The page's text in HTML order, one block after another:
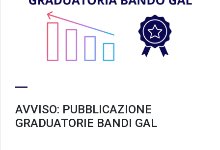
AVVISO: PUBBLICAZIONE
GRADUATORIE BANDI GAL